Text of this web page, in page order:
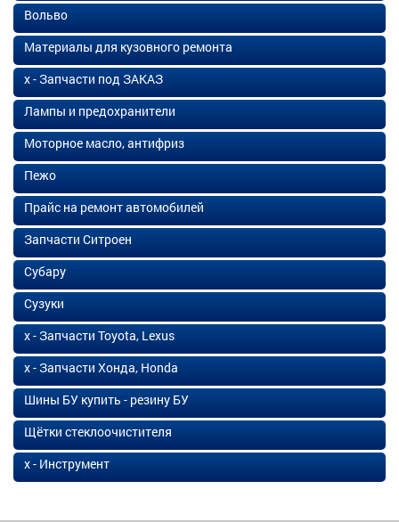
Вольво
Материалы для кузовного ремонта
х - Запчасти под ЗАКАЗ
Лампы и предохранители
Моторное масло, антифриз
Пежо
Прайс на ремонт автомобилей
Запчасти Ситроен
Субару
Сузуки
х - Запчасти Toyota, Lexus
х - Запчасти Хонда, Honda
Шины БУ купить - резину БУ
Щётки стеклоочистителя
х - Инструмент